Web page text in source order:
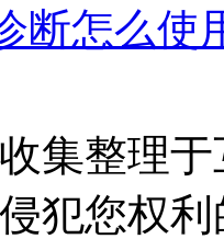
断怎么使
集整理
犯您权